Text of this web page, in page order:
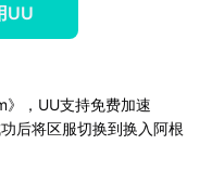
UU
》，UU支持免费加速
后将区服切换到换入阿根